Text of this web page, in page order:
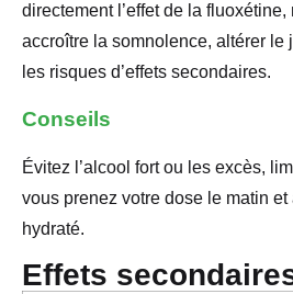
directement l’effet de la
accroître la somnolence, altérer le
les risques d’effets secondaires.
Conseils
Évitez l’alcool fort ou les excès,
vous prenez votre dose le matin
hydraté.
Effets